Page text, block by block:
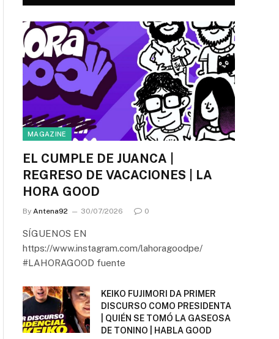
MAGAZINE
EL CUMPLE DE JUANCA |
REGRESO DE VACACIONES | LA
HORA GOOD
By Antena92 30/07/2026 0
SÍGUENOS EN
https://www.instagram.com/lahoragoodpe/
#LAHORAGOOD fuente
KEIKO FUJIMORI DA PRIMER
DISCURSO COMO PRESIDENTA
| QUIÉN SE TOMÓ LA GASEOSA
DE TONINO | HABLA GOOD